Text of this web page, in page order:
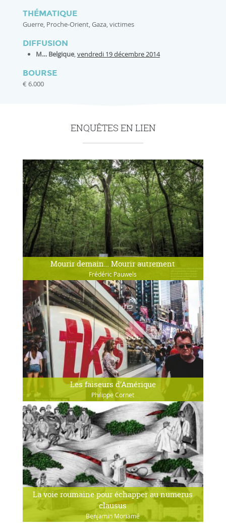
THÉMATIQUE
Guerre, Proche-Orient, Gaza, victimes
DIFFUSION
M… Belgique,vendredi 19 décembre 2014
BOURSE
€ 6.000
ENQUÊTES EN LIEN
Mourir demain… Mourir autrement
Frédéric Pauwels
Les faiseurs d’Amérique
Philippe Cornet
La voie roumaine pour échapper au numerus
clausus
Benjamin Moriamé